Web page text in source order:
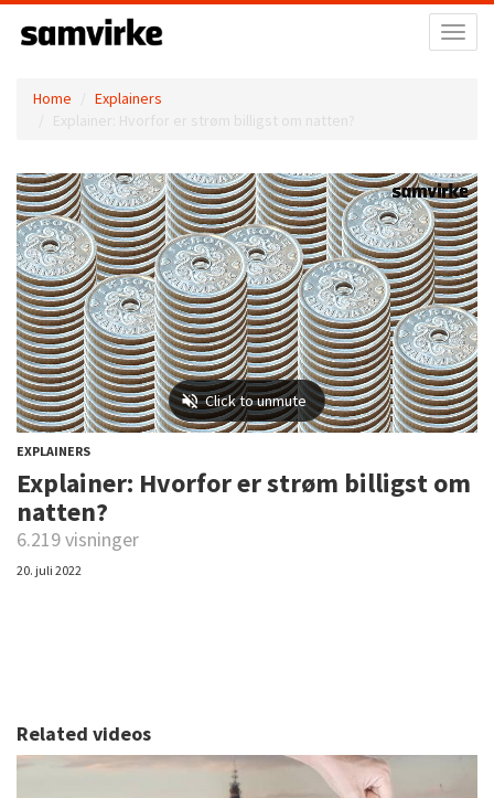
Home
Explainers
Explainer: Hvorfor er strøm billigst om natten?
EXPLAINERS
Explainer: Hvorfor er strøm billigst om
natten?
6.219 visninger
20. juli 2022
Related videos